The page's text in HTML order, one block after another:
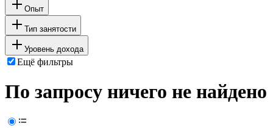
Опыт
Тип занятости
Уровень дохода
Ещё фильтры
По запросу ничего не найдено